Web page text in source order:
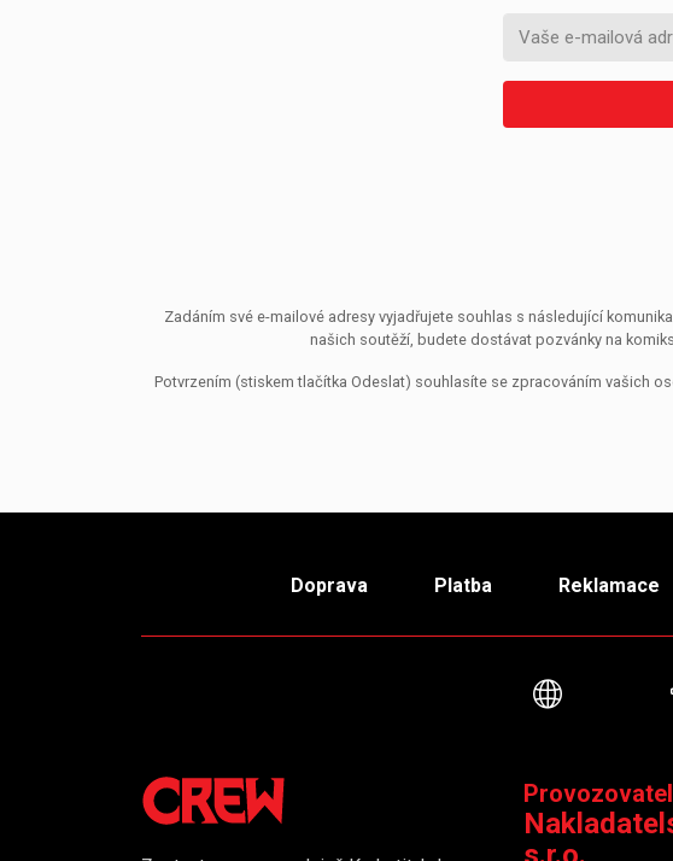
Zadáním své e-mailové adresy vyjadřujete souhlas s následující
našich soutěží, budete dostávat pozvánky na
Potvrzením (stiskem tlačítka Odeslat) souhlasíte se zpracováním vašich
Doprava Platba Reklamace
Webové